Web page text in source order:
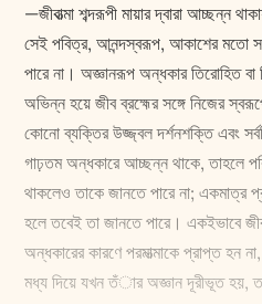
—জীবাত্মা শব্দরূপী মায়ার দ্বারা আচ্ছন্ন
সেই পবিত্র, আনন্দস্বরূপ, আকাশের মতো
পারে না। অজ্ঞানরূপ অন্ধকার তিরোহিত বা
অভিন্ন হয়ে জীব ব্রহ্মের সঙ্গে নিজের
কোনো ব্যক্তির উজ্জ্বল দর্শনশক্তি এবং
গাঢ়তম অন্ধকারে আচ্ছন্ন থাকে, তাহলে
থাকলেও তাকে জানতে পারে না; একমাত্র
হলে তবেই তা জানতে পারে। একইভাবে
অন্ধকারের কারণে পরমাত্মাকে প্রাপ্ত হন
মধ্য দিয়ে যখন তঁার অজ্ঞান দূরীভূত হয়,